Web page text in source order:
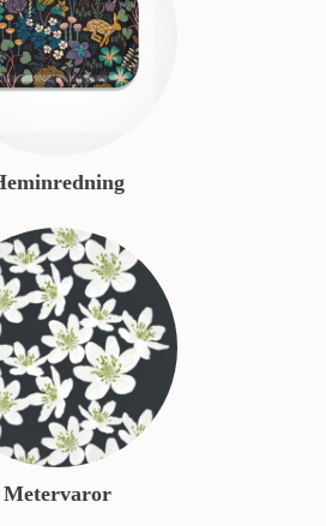
Metervaror